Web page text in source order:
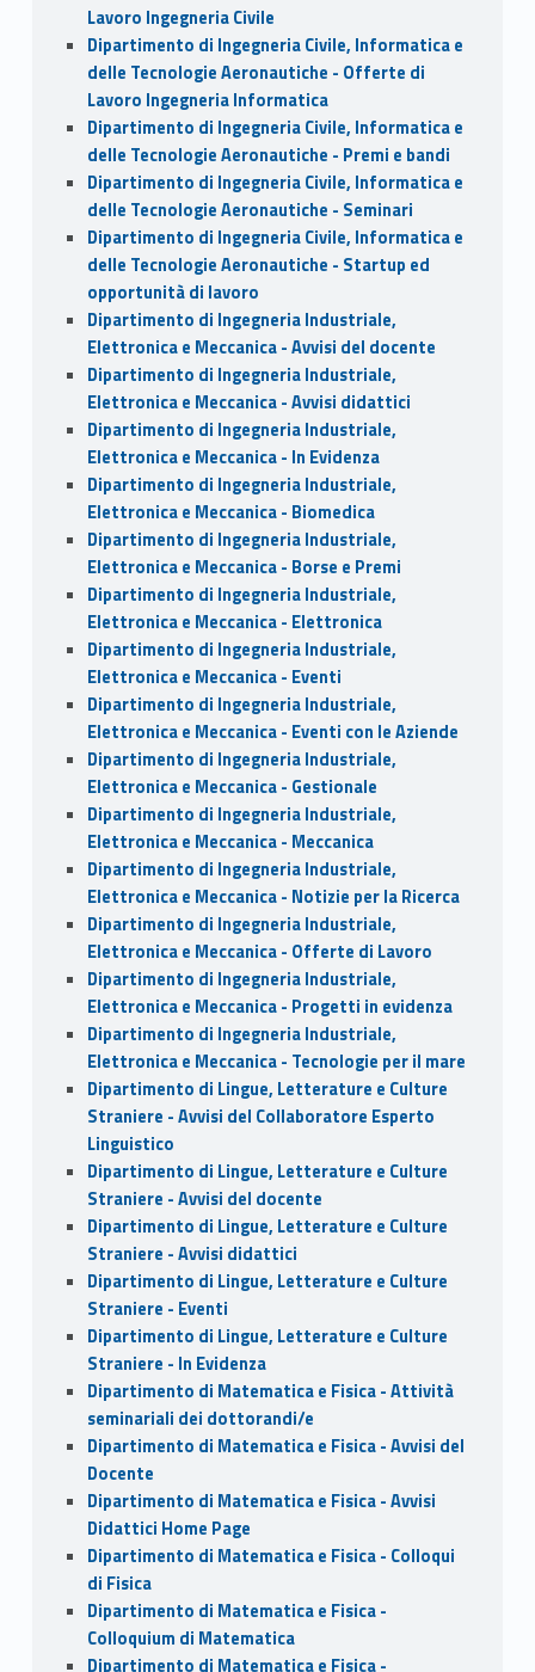
Lavoro Ingegneria Civile
Dipartimento di Ingegneria Civile, Informatica e
delle Tecnologie Aeronautiche - Offerte di
Lavoro Ingegneria Informatica
Dipartimento di Ingegneria Civile, Informatica e
delle Tecnologie Aeronautiche - Premi e bandi
Dipartimento di Ingegneria Civile, Informatica e
delle Tecnologie Aeronautiche - Seminari
Dipartimento di Ingegneria Civile, Informatica e
delle Tecnologie Aeronautiche - Startup ed
opportunità di lavoro
Dipartimento di Ingegneria Industriale,
Elettronica e Meccanica - Avvisi del docente
Dipartimento di Ingegneria Industriale,
Elettronica e Meccanica - Avvisi didattici
Dipartimento di Ingegneria Industriale,
Elettronica e Meccanica - In Evidenza
Dipartimento di Ingegneria Industriale,
Elettronica e Meccanica - Biomedica
Dipartimento di Ingegneria Industriale,
Elettronica e Meccanica - Borse e Premi
Dipartimento di Ingegneria Industriale,
Elettronica e Meccanica - Elettronica
Dipartimento di Ingegneria Industriale,
Elettronica e Meccanica - Eventi
Dipartimento di Ingegneria Industriale,
Elettronica e Meccanica - Eventi con le Aziende
Dipartimento di Ingegneria Industriale,
Elettronica e Meccanica - Gestionale
Dipartimento di Ingegneria Industriale,
Elettronica e Meccanica - Meccanica
Dipartimento di Ingegneria Industriale,
Elettronica e Meccanica - Notizie per la Ricerca
Dipartimento di Ingegneria Industriale,
Elettronica e Meccanica - Offerte di Lavoro
Dipartimento di Ingegneria Industriale,
Elettronica e Meccanica - Progetti in evidenza
Dipartimento di Ingegneria Industriale,
Elettronica e Meccanica - Tecnologie per il mare
Dipartimento di Lingue, Letterature e Culture
Straniere - Avvisi del Collaboratore Esperto
Linguistico
Dipartimento di Lingue, Letterature e Culture
Straniere - Avvisi del docente
Dipartimento di Lingue, Letterature e Culture
Straniere - Avvisi didattici
Dipartimento di Lingue, Letterature e Culture
Straniere - Eventi
Dipartimento di Lingue, Letterature e Culture
Straniere - In Evidenza
Dipartimento di Matematica e Fisica - Attività
seminariali dei dottorandi/e
Dipartimento di Matematica e Fisica - Avvisi del
Docente
Dipartimento di Matematica e Fisica - Avvisi
Didattici Home Page
Dipartimento di Matematica e Fisica - Colloqui
di Fisica
Dipartimento di Matematica e Fisica -
Colloquium di Matematica
Dipartimento di Matematica e Fisica -